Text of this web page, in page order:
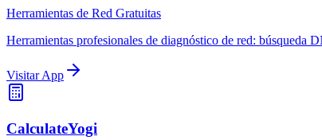
Herramientas de Red Gratuitas
Herramientas profesionales de diagnóstico de red: búsqueda
Visitar App
CalculateYogi